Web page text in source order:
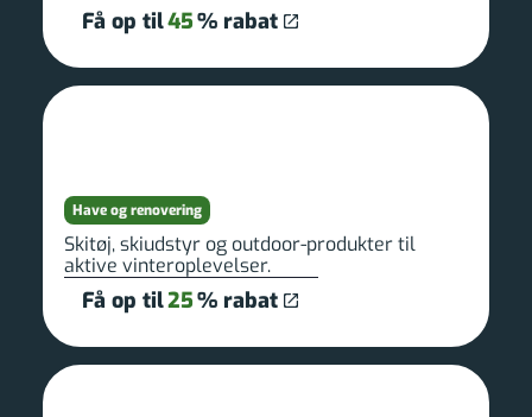
Få op til45% rabat
Have og renovering
Skitøj, skiudstyr og outdoor-produkter til
aktive vinteroplevelser.
Få op til25% rabat